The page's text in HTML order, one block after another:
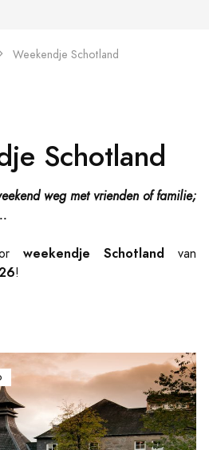
Weekendje Schotland
Schotland
weg met vrienden of familie;
weekendje Schotlandvan
!